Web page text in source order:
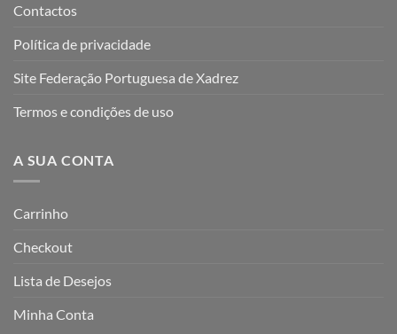
Contactos
Política de privacidade
Site Federação Portuguesa de Xadrez
Termos e condições de uso
A SUA CONTA
Carrinho
Checkout
Lista de Desejos
Minha Conta